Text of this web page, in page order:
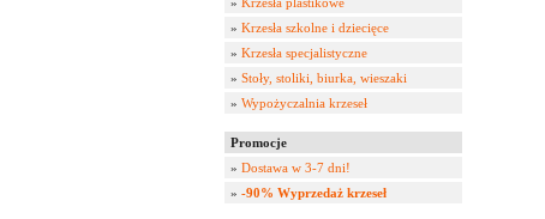
» Krzesła szkolne i dziecięce
» Krzesła specjalistyczne
» Stoły, stoliki, biurka, wieszaki
» Wypożyczalnia krzeseł
Promocje
» Dostawa w 3-7 dni!
» -90% Wyprzedaż krzeseł